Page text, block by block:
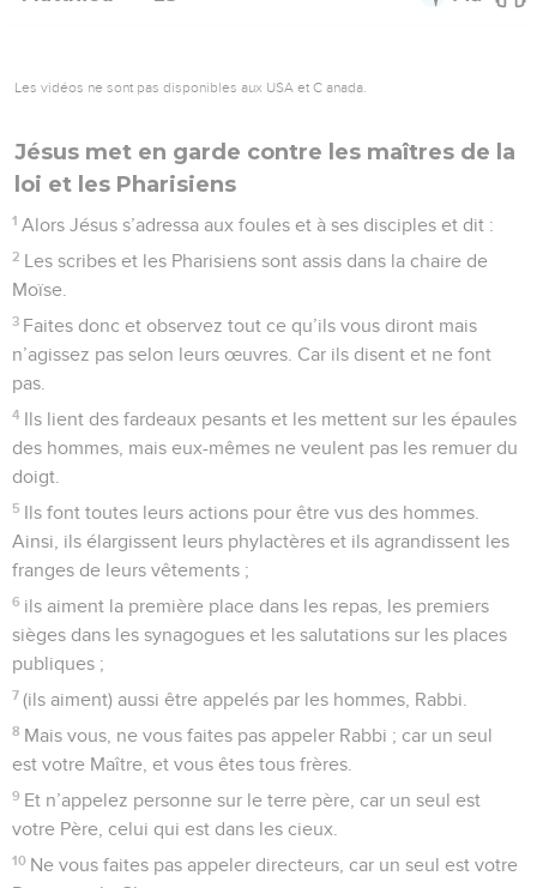
Les vidéos ne sont pas disponibles aux USA et C anada.
Jésus met en garde contre les maîtres de la
loi et les Pharisiens
1 Alors Jésus s’adressa aux foules et à ses disciples et dit :
2 Les scribes et les Pharisiens sont assis dans la chaire de
Moïse.
3 Faites donc et observez tout ce qu’ils vous diront mais
n’agissez pas selon leurs œuvres. Car ils disent et ne font
pas.
4 Ils lient des fardeaux pesants et les mettent sur les épaules
des hommes, mais eux-mêmes ne veulent pas les remuer du
doigt.
5 Ils font toutes leurs actions pour être vus des hommes.
Ainsi, ils élargissent leurs phylactères et ils agrandissent les
franges de leurs vêtements ;
6 ils aiment la première place dans les repas, les premiers
sièges dans les synagogues et les salutations sur les places
publiques ;
7 (ils aiment) aussi être appelés par les hommes, Rabbi.
8 Mais vous, ne vous faites pas appeler Rabbi ; car un seul
est votre Maître, et vous êtes tous frères.
9 Et n’appelez personne sur le terre père, car un seul est
votre Père, celui qui est dans les cieux.
10 Ne vous faites pas appeler directeurs, car un seul est votre